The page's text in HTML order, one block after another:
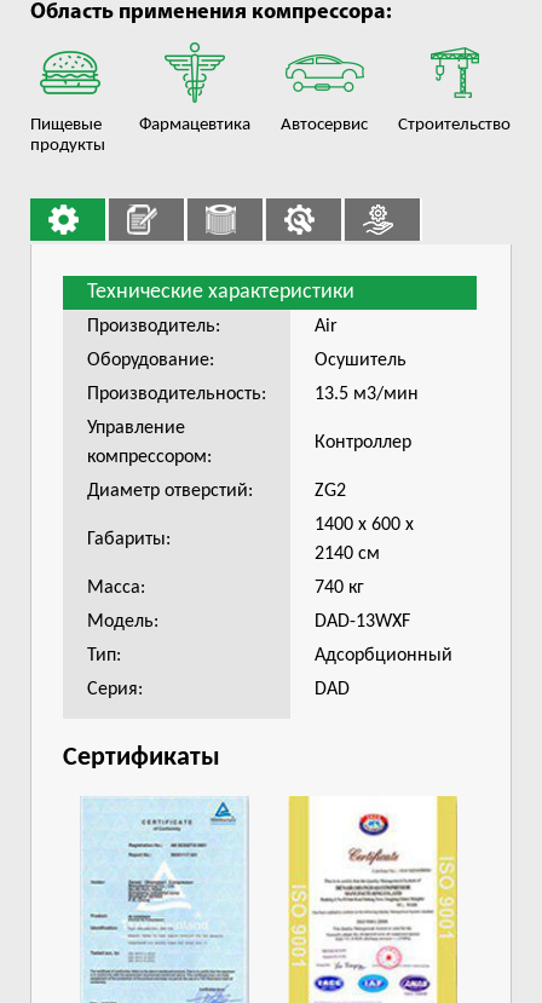
Область применения компрессора:
Пищевые
продукты
Фармацевтика Автосервис Строительство
Технические характеристики
Производитель:
Air
Оборудование:
Осушитель
Производительность:
13.5 м3/мин
Управление
компрессором:
Контроллер
Диаметр отверстий: ZG2
Габариты:
1400 х 600 х
2140 см
Масса:
740 кг
Модель:
DAD-13WXF
Тип:
Адсорбционный
Серия:
DAD
Сертификаты